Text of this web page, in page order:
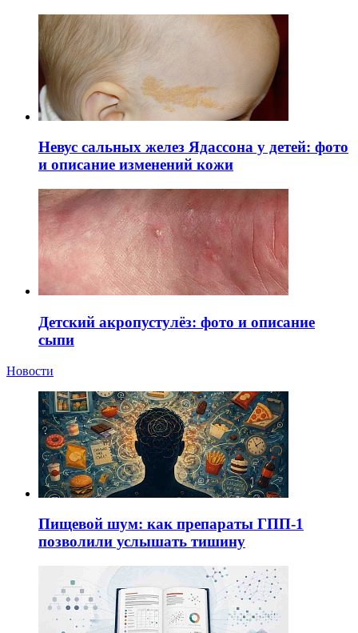
Невус сальных желез Ядассона у детей: фото
и описание изменений кожи
Детский акропустулёз: фото и описание
сыпи
Новости
Пищевой шум: как препараты ГПП-1
позволили услышать тишину